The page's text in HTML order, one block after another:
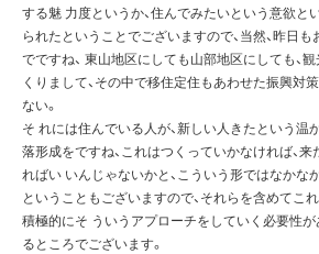
する魅 力度というか、住んでみたいという意欲と
られたということでございますので、当然、昨日
でですね、 東山地区にしても山部地区にしても、
くりまして、その中で移住定住もあわせた振興対
ない。
そ れには住んでいる人が、新しい人きたという温
落形成をですね、これはつくっていかなければ、
ればい いんじゃないかと、こういう形ではなかな
ということもございますので、それらを含めてこ
積極的にそ ういうアプローチをしていく必要性が
るところでございます。